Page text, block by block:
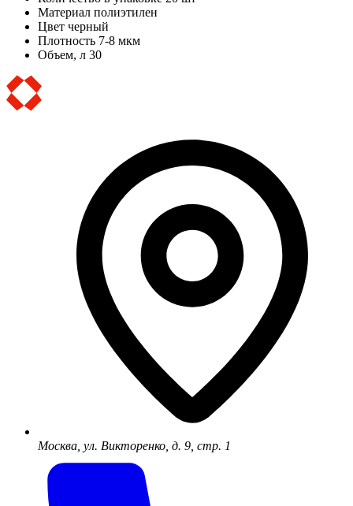
Материал полиэтилен
Цвет черный
Плотность 7-8 мкм
Объем, л 30
Москва, ул. Викторенко, д. 9, стр. 1